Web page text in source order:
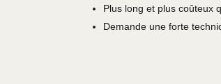
Plus long et plus coûteux
Demande une forte